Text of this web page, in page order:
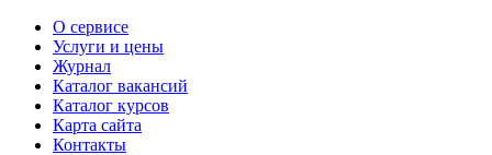
О сервисе
Услуги и цены
Журнал
Каталог вакансий
Каталог курсов
Карта сайта
Контакты